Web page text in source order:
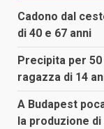
Cadono dal
di 40 e 67 anni
Precipita per
ragazza di 14
A Budapest
la produzione